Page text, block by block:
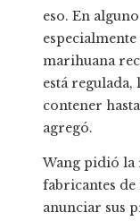
eso. En
marihuana
está
contener
agregó.
Wang pidió la
fabricantes
anunciar sus